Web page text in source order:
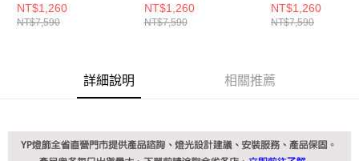
NT$1,260
NT$7,590
NT$1,260
NT$7,590
NT$1,260
NT$7,590
詳細說明 相關推薦